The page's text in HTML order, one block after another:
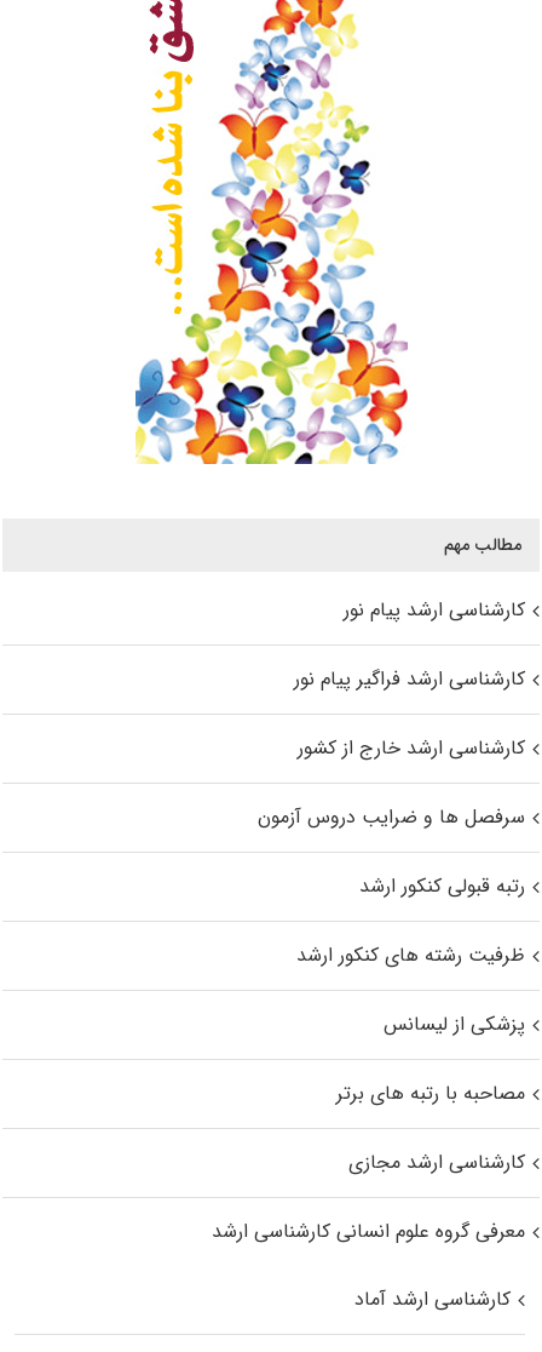
مطالب مهم
کارشناسی ارشد پیام نور
کارشناسی ارشد فراگیر پیام نور
کارشناسی ارشد خارج از کشور
سرفصل ها و ضرایب دروس آزمون
رتبه قبولی کنکور ارشد
ظرفیت رشته های کنکور ارشد
پزشکی از لیسانس
مصاحبه با رتبه های برتر
کارشناسی ارشد مجازی
معرفی گروه علوم انسانی کارشناسی ارشد
کارشناسی ارشد آماد